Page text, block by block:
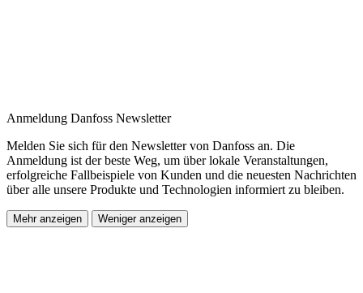
Anmeldung Danfoss Newsletter
Melden Sie sich für den Newsletter von Danfoss an. Die
Anmeldung ist der beste Weg, um über lokale Veranstaltungen,
erfolgreiche Fallbeispiele von Kunden und die neuesten Nachrichten
über alle unsere Produkte und Technologien informiert zu bleiben.
Mehr anzeigen Weniger anzeigen